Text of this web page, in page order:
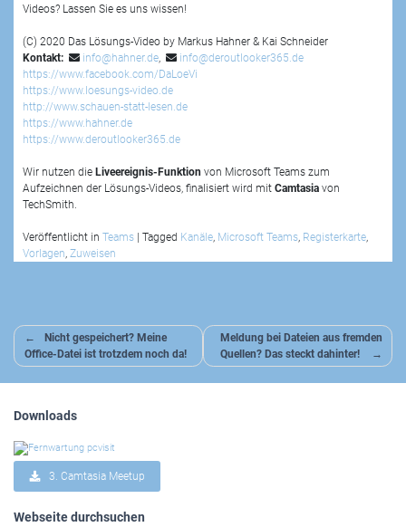
Videos? Lassen Sie es uns wissen!
(C) 2020 Das Lösungs-Video by Markus Hahner & Kai Schneider
Kontakt:
info@hahner.de,
info@deroutlooker365.de
https://www.facebook.com/DaLoeVi
https://www.loesungs-video.de
http://www.schauen-statt-lesen.de
https://www.hahner.de
https://www.deroutlooker365.de
Wir nutzen die Liveereignis-Funktion von Microsoft Teams zum
Aufzeichnen der Lösungs-Videos, finalisiert wird mit Camtasia von
TechSmith.
Veröffentlicht in Teams | Tagged Kanäle, Microsoft Teams, Registerkarte,
Vorlagen, Zuweisen
Beitragsnavigation
Nicht gespeichert? Meine
Office-Datei ist trotzdem noch da!
Meldung bei Dateien aus fremden
Quellen? Das steckt dahinter!
Downloads
3. Camtasia Meetup
Webseite durchsuchen